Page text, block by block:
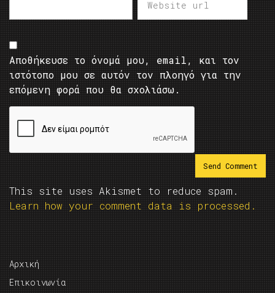
Αποθήκευσε το όνομά μου, email, και τον
ιστότοπο μου σε αυτόν τον πλοηγό για την
επόμενη φορά που θα σχολιάσω.
This site uses Akismet to reduce spam.
Learn how your comment data is processed.
Αρχική
Επικοινωνία